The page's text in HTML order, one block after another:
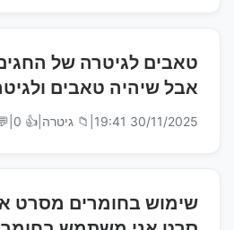
טאבים לגיטרה של
אבל שיהיה טאבים
30/11/2025 19:41 📁 גיטרה 👍 0
2
שימוש בחומרים מסרט